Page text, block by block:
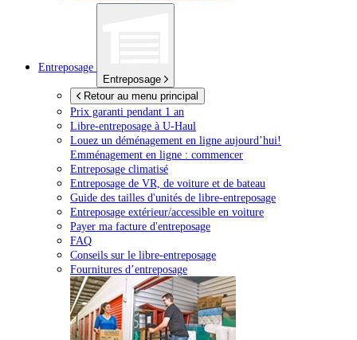
Entreposage
Entreposage
Retour au menu principal
Prix garanti pendant 1 an
Libre-entreposage à U-Haul
Louez un déménagement en ligne aujourd’hui!
Emménagement en ligne : commencer
Entreposage climatisé
Entreposage de VR, de voiture et de bateau
Guide des tailles d'unités de libre-entreposage
Entreposage extérieur/accessible en voiture
Payer ma facture d'entreposage
FAQ
Conseils sur le libre-entreposage
Fournitures d’entreposage